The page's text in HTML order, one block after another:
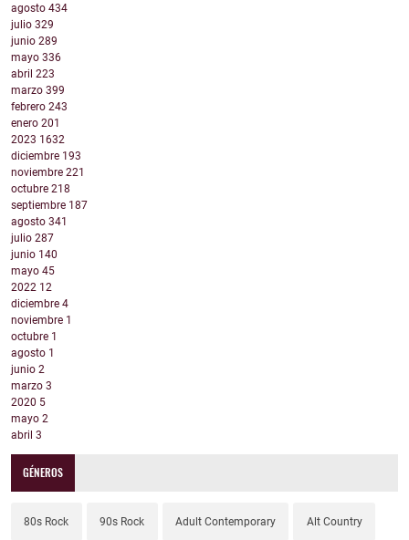
agosto 434
julio 329
junio 289
mayo 336
abril 223
marzo 399
febrero 243
enero 201
2023 1632
diciembre 193
noviembre 221
octubre 218
septiembre 187
agosto 341
julio 287
junio 140
mayo 45
2022 12
diciembre 4
noviembre 1
octubre 1
agosto 1
junio 2
marzo 3
2020 5
mayo 2
abril 3
GÉNEROS
80s Rock 90s Rock Adult Contemporary Alt Country